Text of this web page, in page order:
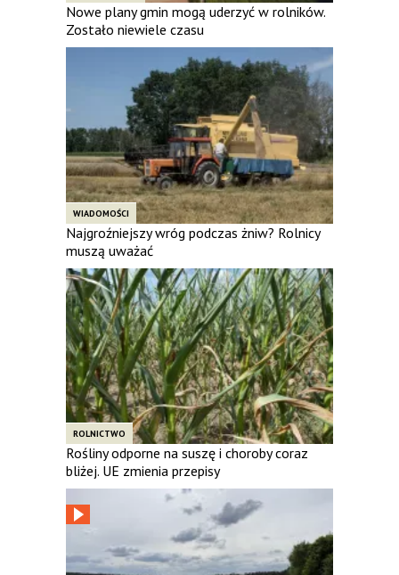
Nowe plany gmin mogą uderzyć w rolników.
Zostało niewiele czasu
WIADOMOŚCI
Najgroźniejszy wróg podczas żniw? Rolnicy
muszą uważać
ROLNICTWO
Rośliny odporne na suszę i choroby coraz
bliżej. UE zmienia przepisy